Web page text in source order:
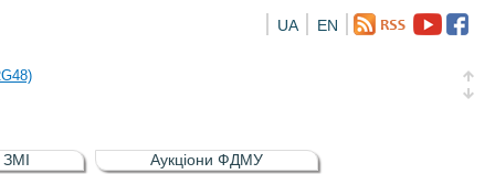
EN
UA
відсоткова електронна іменна (ISIN UA5000016726)
(ISIN UA4000232607)
ЗМІ Аукціони ФДМУ